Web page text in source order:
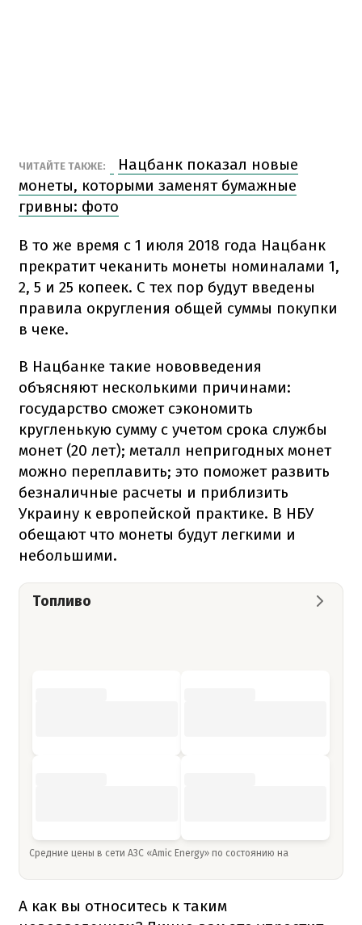
ЧИТАЙТЕ ТАКЖЕ:
Нацбанк показал новые
монеты, которыми заменят бумажные
гривны: фото
В то же время с 1 июля 2018 года Нацбанк
прекратит чеканить монеты номиналами 1,
2, 5 и 25 копеек. С тех пор будут введены
правила округления общей суммы покупки
в чеке.
В Нацбанке такие нововведения
объясняют несколькими причинами:
государство сможет сэкономить
кругленькую сумму с учетом срока службы
монет (20 лет); металл непригодных монет
можно переплавить; это поможет развить
безналичные расчеты и приблизить
Украину к европейской практике. В НБУ
обещают что монеты будут легкими и
небольшими.
Топливо
Средние цены в сети АЗС «Amic Energy» по состоянию на
А как вы относитесь к таким